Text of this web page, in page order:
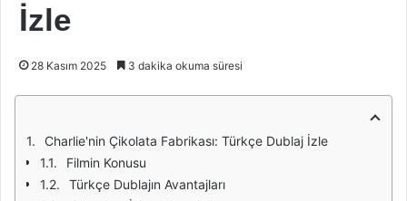
İzle
28 Kasım 2025 3 dakika okuma süresi
Charlie'nin Çikolata Fabrikası: Türkçe Dublaj İzle
Filmin Konusu
Türkçe Dublajın Avantajları